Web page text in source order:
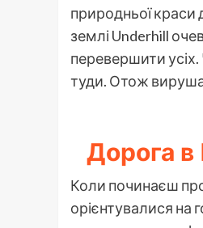
природньої краси
землі Underhill
перевершити усіх.
туди. Отож
Дорога в
Коли починаєш
орієнтувалися на